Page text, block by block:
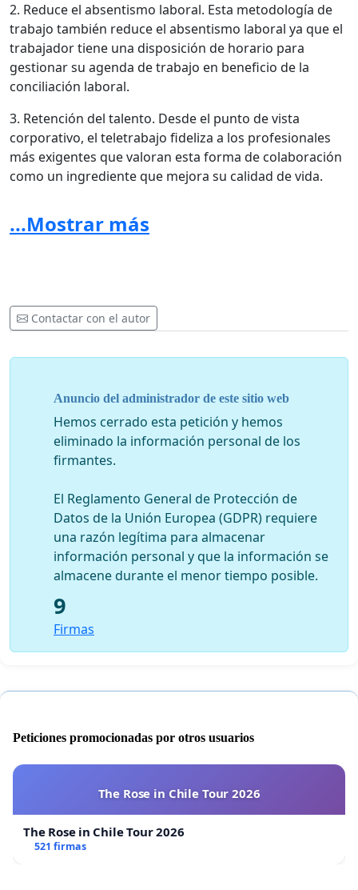
2. Reduce el absentismo laboral. Esta metodología de
trabajo también reduce el absentismo laboral ya que el
trabajador tiene una disposición de horario para
gestionar su agenda de trabajo en beneficio de la
conciliación laboral.
3. Retención del talento. Desde el punto de vista
corporativo, el teletrabajo fideliza a los profesionales
más exigentes que valoran esta forma de colaboración
como un ingrediente que mejora su calidad de vida.
por objetivos en lugar de seguir enfocando el valor en
la empresa y sobre todo hace aumentar la
productividad de los empleados.
Como puedes comprobar,el teletrabajo es una opción
empresa como para los trabajadores. El teletrabajo es
una fórmula en la que se dan la mano dos conceptos
fundamentales: empleo y felicidad.
...Mostrar más
Contactar con el autor
Anuncio del administrador de este sitio web
Hemos cerrado esta petición y hemos
eliminado la información personal de los
firmantes.
El Reglamento General de Protección de
Datos de la Unión Europea (GDPR) requiere
una razón legítima para almacenar
información personal y que la información se
almacene durante el menor tiempo posible.
9
Firmas
Peticiones promocionadas por otros usuarios
The Rose in Chile Tour 2026
The Rose in Chile Tour 2026
521 firmas